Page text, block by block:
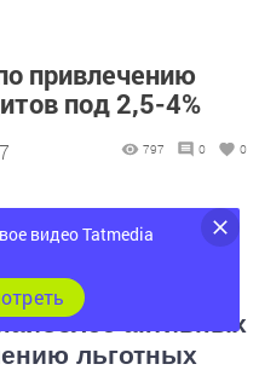
привлечению
под 2,5-4%
797 0 0
около 500 малых и
млрд рублей.
активных
льготных
видео Tatmedia